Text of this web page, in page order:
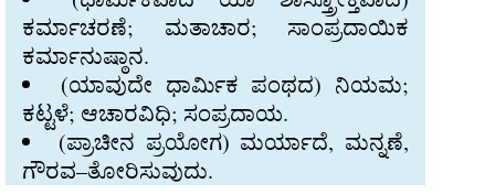
ಕರ್ಮಾಚರಣೆ; ಮತಾಚಾರ; ಸಾಂಪ್ರದಾಯಿಕ
ಕರ್ಮಾನುಷ್ಠಾನ.
(ಯಾವುದೇ ಧಾರ್ಮಿಕ ಪಂಥದ) ನಿಯಮ;
ಕಟ್ಟಳೆ; ಆಚಾರವಿಧಿ; ಸಂಪ್ರದಾಯ.
(ಪ್ರಾಚೀನ ಪ್ರಯೋಗ) ಮರ್ಯಾದೆ, ಮನ್ನಣೆ,
ಗೌರವ–ತೋರಿಸುವುದು.